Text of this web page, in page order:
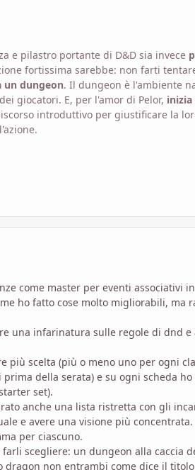
e pilastro portante di D&D sia invece
fortissima sarebbe: non farti
un dungeon. Il dungeon è l'ambiente
giocatori. E, per l'amor di Pelor, inizia
introduttivo per giustificare la
come master per eventi associativi
ho fatto cose molto migliorabili, ma
una infarinatura sulle regole di dnd
più scelta (più o meno uno per ogni
della serata) e su ogni scheda
set).
anche una lista ristretta con gli
e avere una visione più concentrata.
per ciascuno.
scegliere: un dungeon alla caccia
dragon non entrambi come dice il